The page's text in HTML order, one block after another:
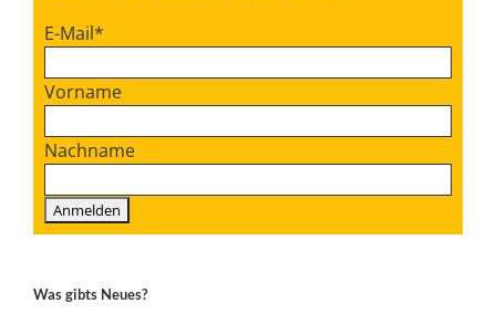
E-Mail*
Vorname
Nachname
Was gibts Neues?